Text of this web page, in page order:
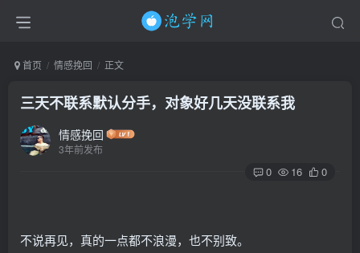
首页 情感挽回 正文
三天不联系默认分手，对象好几天没联系我
情感挽回
3年前发布
0 16 0
不说再见，真的一点都不浪漫，也不别致。